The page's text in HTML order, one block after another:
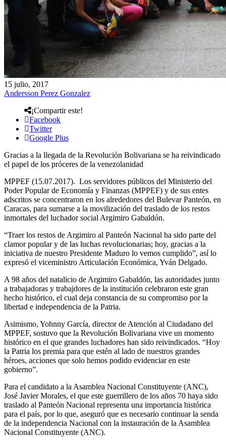
15 julio, 2017
Andersson Perez Gonzalez
¡Compartir este!
Facebook
Twitter
Google Plus
Gracias a la llegada de la Revolución Bolivariana se ha reivindicado
el papel de los próceres de la venezolanidad
MPPEF (15.07.2017). Los servidores públicos del Ministerio del
Poder Popular de Economía y Finanzas (MPPEF) y de sus entes
adscritos se concentraron en los alrededores del Bulevar Panteón, en
Caracas, para sumarse a la movilización del traslado de los restos
inmortales del luchador social Argimiro Gabaldón.
“Traer los restos de Argimiro al Panteón Nacional ha sido parte del
clamor popular y de las luchas revolucionarias; hoy, gracias a la
iniciativa de nuestro Presidente Maduro lo vemos cumplido”, así lo
expresó el viceministro Articulación Económica, Yván Delgado.
A 98 años del natalicio de Argimiro Gabaldón, las autoridades junto
a trabajadoras y trabajdores de la institución celebraron este gran
hecho histórico, el cual deja constancia de su compromiso por la
libertad e independencia de la Patria.
Asimismo, Yohnny García, director de Atención al Ciudadano del
MPPEF, sostuvo que la Revolución Bolivariana vive un momento
histórico en el que grandes luchadores han sido reivindicados. “Hoy
la Patria los premia para que estén al lado de nuestros grandes
héroes, acciones que solo hemos podido evidenciar en este
gobierno”.
Para el candidato a la Asamblea Nacional Constituyente (ANC),
José Javier Morales, el que este guerrillero de los años 70 haya sido
traslado al Panteón Nacional representa una importancia histórica
para el país, por lo que, aseguró que es necesario continuar la senda
de la independencia Nacional con la instauración de la Asamblea
Nacional Constituyente (ANC).